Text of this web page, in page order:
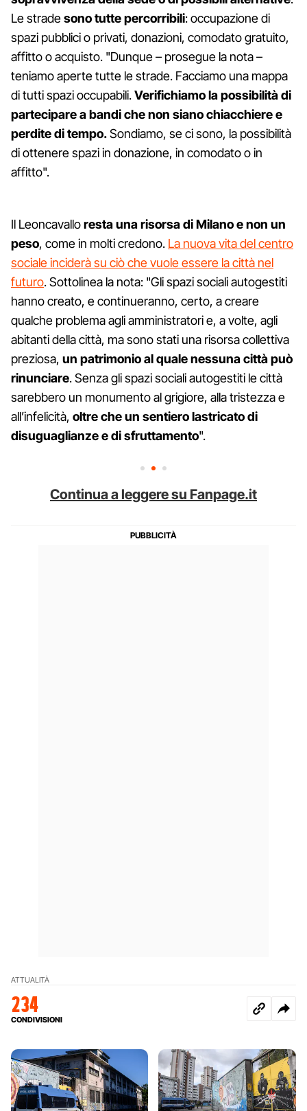
Le stradesono tutte percorribili: occupazione di
spazi pubblici o privati, donazioni, comodato gratuito,
affitto o acquisto. "Dunque – prosegue la nota –
teniamo aperte tutte le strade. Facciamo una mappa
di tutti spazi occupabili.Verifichiamo la possibilità di
partecipare a bandi che non siano chiacchiere e
perdite di tempo.Sondiamo, se ci sono, la possibilità
di ottenere spazi in donazione, in comodato o in
affitto".
Il Leoncavalloresta una risorsa di Milano e non un
peso, come in molti credono. La nuova vita del centro
sociale inciderà su ciò che vuole essere la città nel
futuro. Sottolinea la nota: "Gli spazi sociali autogestiti
hanno creato, e continueranno, certo, a creare
qualche problema agli amministratori e, a volte, agli
abitanti della città, ma sono stati una risorsa collettiva
preziosa, un patrimonio al quale nessuna città può
rinunciare. Senza gli spazi sociali autogestiti le città
sarebbero un monumento al grigiore, alla tristezza e
all’infelicità, oltre che un sentiero lastricato di
disuguaglianze e di sfruttamento".
Continua a leggere su Fanpage.it
ATTUALITÀ
234
CONDIVISIONI